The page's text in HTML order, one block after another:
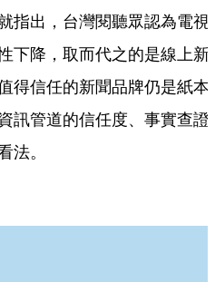
指出，台灣閱聽眾認為電視
下降，取而代之的是線上新
得信任的新聞品牌仍是紙本
訊管道的信任度、事實查證
法。